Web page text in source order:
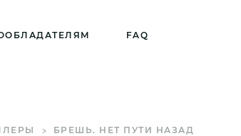
FAQ
БРЕШЬ. НЕТ ПУТИ НАЗАД